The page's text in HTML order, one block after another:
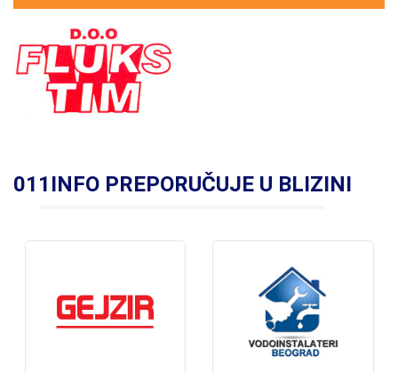
011INFO PREPORUČUJE U BLIZINI